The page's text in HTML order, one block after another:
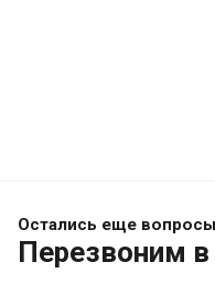
Остались еще
Перезвоним